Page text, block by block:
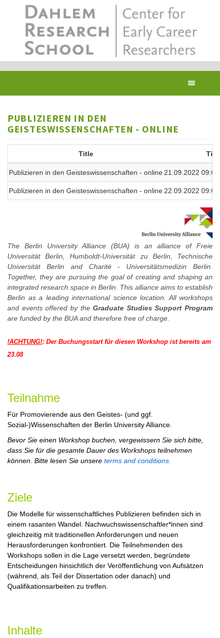
PUBLIZIEREN IN DEN
GEISTESWISSENSCHAFTEN - ONLINE
Title
Publizieren in den Geisteswissenschaften - online21.09.2022
Publizieren in den Geisteswissenschaften - online22.09.2022
The Berlin University Alliance (BUA) is an alliance of Freie
Universität Berlin, Humboldt-Universität zu Berlin, Technische
Universität Berlin and Charité - Universitätsmedizin Berlin.
Together, they are pursuing the goal of creating and shaping an
integrated research space in Berlin. This alliance aims to establish
Berlin as a leading international science location. All workshops
and events offered by theGraduate Studies Support Program
are funded by the BUA and therefore free of charge.
!ACHTUNG!: Der Buchungsstart für diesen Workshop ist bereits am
23.08
Teilnahme
Für Promovierende aus den Geistes- (und ggf.
Sozial-)Wissenschaften der Berlin University Alliance.
Bevor Sie einen Workshop buchen, vergewissern Sie sich bitte,
dass Sie für die gesamte Dauer des Workshops teilnehmen
können. Bitte lesen Sie unsere terms and conditions.
Ziele
Die Modelle für wissenschaftliches Publizieren befinden sich in
einem rasanten Wandel. Nachwuchswissenschaftler*innen sind
gleichzeitig mit traditionellen Anforderungen und neuen
Herausforderungen konfrontiert. Die Teilnehmenden des
Workshops sollen in die Lage versetzt werden, begründete
Entscheidungen hinsichtlich der Veröffentlichung von Aufsätzen
(während, als Teil der Dissertation oder danach) und
Qualifikationsarbeiten zu treffen.
Inhalte